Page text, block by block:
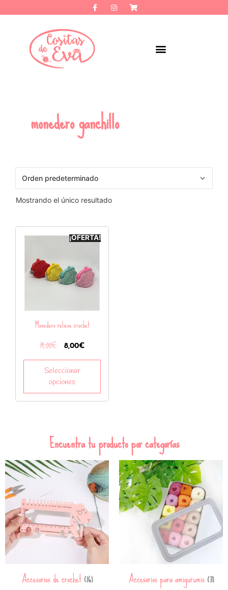
monedero ganchillo
Mostrando el único resultado
¡OFERTA!
Monedero relieve crochet
14,00€ 8,00€
Seleccionar
opciones
Encuentra tu producto por categorías
Accesorios de crochet(16) Accesorios para amigurumis(3)